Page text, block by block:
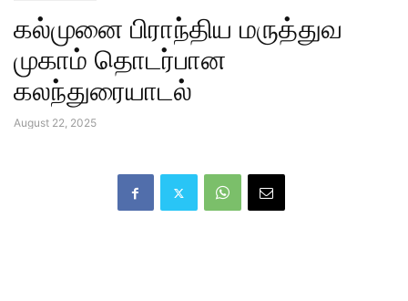
கல்முனை பிராந்திய மருத்துவ
முகாம் தொடர்பான
கலந்துரையாடல்
August 22, 2025